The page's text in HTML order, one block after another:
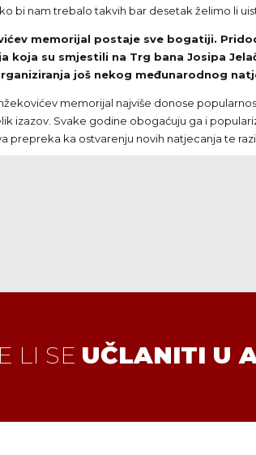
bi nam trebalo takvih bar desetak želimo li
memorijal postaje sve bogatiji.
koja su smjestili na Trg bana Josipa
još nekog međunarodnog
memorijal najviše donose
izazov. Svake godine obogaćuju ga i
prepreka ka ostvarenju novih natjecanja te
LI SE UČLANITI U